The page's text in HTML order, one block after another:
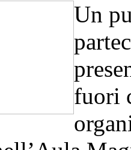
Un
fuori